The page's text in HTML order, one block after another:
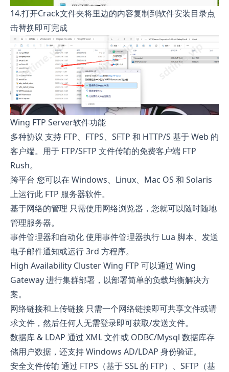
14.打开Crack文件夹将里边的内容复制到软件安装目录点
击替换即可完成
Wing FTP Server软件功能
多种协议 支持 FTP、FTPS、SFTP 和 HTTP/S 基于 Web 的
客户端。用于 FTP/SFTP 文件传输的免费客户端 FTP
Rush。
跨平台 您可以在 Windows、Linux、Mac OS 和 Solaris
上运行此 FTP 服务器软件。
基于网络的管理 只需使用网络浏览器，您就可以随时随地
管理服务器。
事件管理器和自动化 使用事件管理器执行 Lua 脚本、发送
电子邮件通知或运行 3rd 方程序。
High Availability Cluster Wing FTP 可以通过 Wing
Gateway 进行集群部署，以部署简单的负载均衡解决方
案。
网络链接和上传链接 只需一个网络链接即可共享文件或请
求文件，然后任何人无需登录即可获取/发送文件。
数据库 & LDAP 通过 XML 文件或 ODBC/Mysql 数据库存
储用户数据，还支持 Windows AD/LDAP 身份验证。
安全文件传输 通过 FTPS（基于 SSL 的 FTP）、SFTP（基